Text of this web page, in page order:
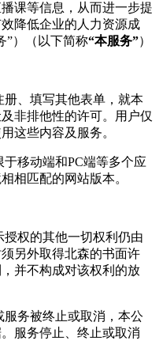
课等信息，从而进一步提
降低企业的人力资源成
”）（以下简称“本服务”）
册、填写其他表单，就本
非排他性的许可。用户仅
这些内容及服务。
移动端和PC端等多个应
相匹配的网站版本。
授权的其他一切权利仍由
另外取得北森的书面许
并不构成对该权利的放
服务被终止或取消，本公
服务停止、终止或取消